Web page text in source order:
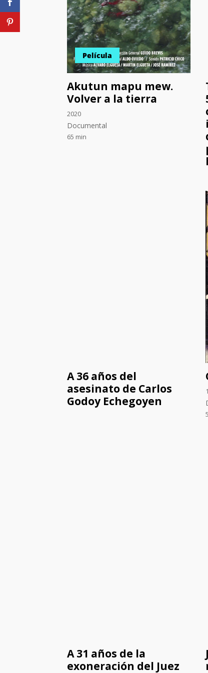
Película
Akutun mapu mew.
Volver a la tierra
2020
Documental
65 min
A 36 años del
asesinato de Carlos
Godoy Echegoyen
A 31 años de la
exoneración del Juez